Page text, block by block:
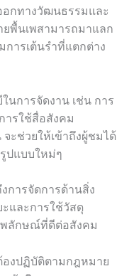
อกทางวัฒนธรรมและ
พื้นเพสามารถมาแลก
การเต้นรำที่แตกต่าง
นการจัดงาน เช่น การ
ารใช้สื่อสังคม
ะช่วยให้เข้าถึงผู้ชมได้
ปแบบใหม่ๆ
การจัดการด้านสิ่ง
และการใช้วัสดุ
พลักษณ์ที่ดีต่อสังคม
งปฏิบัติตามกฎหมาย